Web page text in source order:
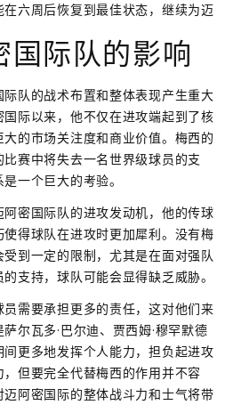
六周后恢复到最佳状态，继续为迈
国际队的影响
队的战术布置和整体表现产生重大
际以来，他不仅在进攻端起到了核
的市场关注度和商业价值。梅西的
赛中将失去一名世界级球员的支
一个巨大的考验。
密国际队的进攻发动机，他的传球
得球队在进攻时更加犀利。没有梅
到一定的限制，尤其是在面对强队
支持，球队可能会显得缺乏威胁。
需要承担更多的责任，这对他们来
尔瓦多·巴尔迪、贾西姆·穆罕默德
更多地发挥个人能力，担负起进攻
但要完全代替梅西的作用并不容
阿密国际的整体战斗力和士气将带